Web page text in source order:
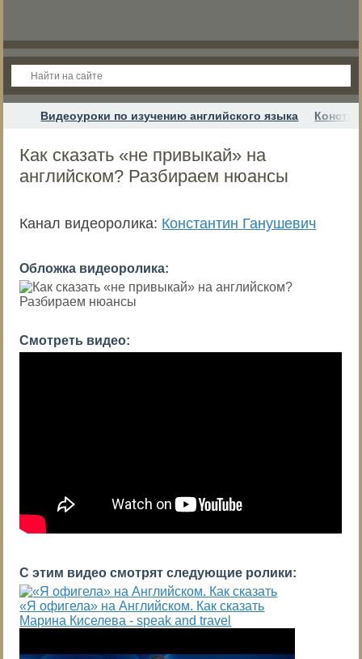
Видеоуроки по изучению английского языка
Как сказать «не привыкай» на
английском? Разбираем нюансы
Канал видеоролика: Константин Ганушевич
Обложка видеоролика:
Смотреть видео:
С этим видео смотрят следующие ролики:
«Я офигела» на Английском. Как сказать
Марина Киселева - speak and travel